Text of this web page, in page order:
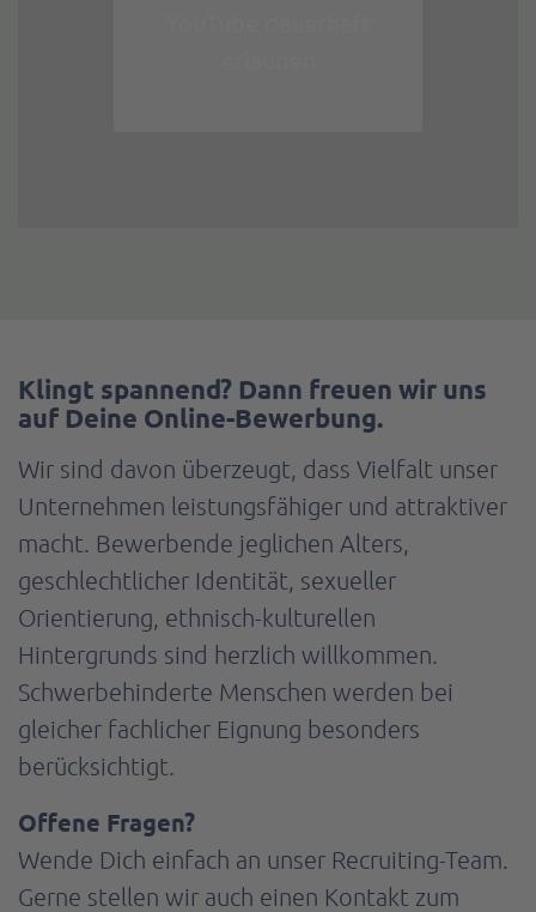
Klingt spannend? Dann freuen wir uns
auf Deine Online-Bewerbung.
Wir sind davon überzeugt, dass Vielfalt unser
Unternehmen leistungsfähiger und attraktiver
macht. Bewerbende jeglichen Alters,
geschlechtlicher Identität, sexueller
Orientierung, ethnisch-kulturellen
Hintergrunds sind herzlich willkommen.
Schwerbehinderte Menschen werden bei
gleicher fachlicher Eignung besonders
berücksichtigt.
Offene Fragen?
Wende Dich einfach an unser Recruiting-Team.
Gerne stellen wir auch einen Kontakt zum